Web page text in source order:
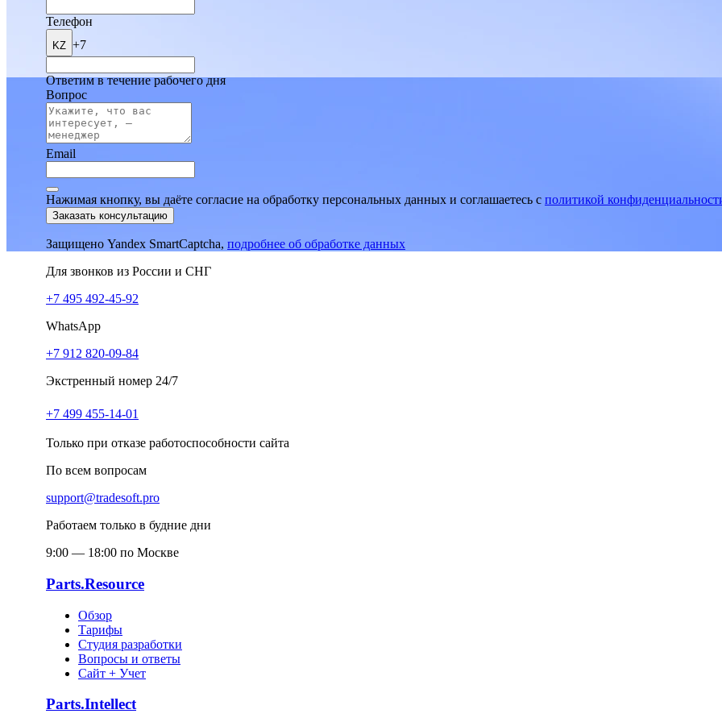
Телефон
KZ +7
Ответим в течение рабочего дня
Вопрос
Email
Нажимая кнопку, вы даёте согласие на обработку персональных данных и соглашаетесь c политикой
Заказать консультацию
Защищено Yandex SmartCaptcha, подробнее об обработке данных
Для звонков из России и СНГ
+7 495 492-45-92
WhatsApp
+7 912 820-09-84
Экстренный номер 24/7
+7 499 455-14-01
Только при отказе работоспособности сайта
По всем вопросам
support@tradesoft.pro
Работаем только в будние дни
9:00 — 18:00 по Москве
Parts.Resource
Обзор
Тарифы
Студия разработки
Вопросы и ответы
Сайт + Учет
Parts.Intellect